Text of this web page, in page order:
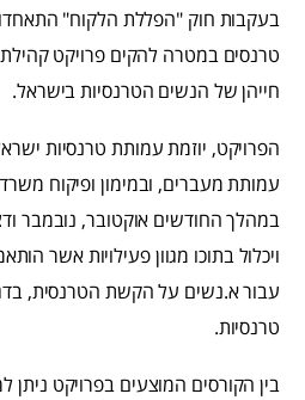
בעקבות חוק "הפללת הלקוח"
טרנסים במטרה להקים פרויקט
חייהן של הנשים הטרנסיות בישראל.
הפרויקט, יוזמת עמותת טרנסיות
עמותת מעברים, ובמימון ופיקוח
ויכלול בתוכו מגוון פעילויות אשר
עבור א.נשים על הקשת הטרנסית,
טרנסיות.
בין הקורסים המוצעים בפרויקט ניתן